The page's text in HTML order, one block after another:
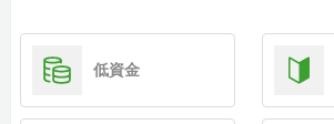
低資金